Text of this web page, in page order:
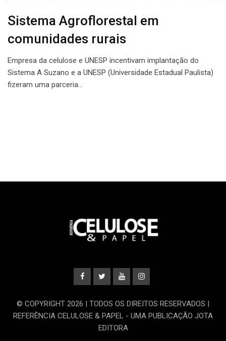
Sistema Agroflorestal em
comunidades rurais
Empresa da celulose e UNESP incentivam implantação do
Sistema A Suzano e a UNESP (Universidade Estadual Paulista)
fizeram uma parceria…
© COPYRIGHT 2026 | TODOS OS DIREITOS RESERVADOS |
REFERÊNCIA CELULOSE & PAPEL - UMA PUBLICAÇÃO JOTA
EDITORA